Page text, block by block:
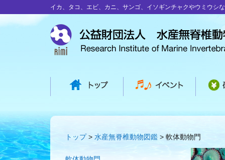
イカ、タコ、エビ、カニ、サンゴ、イソギンチャクやウミウシ
トップ 水産無脊椎動物図鑑 軟体動物門